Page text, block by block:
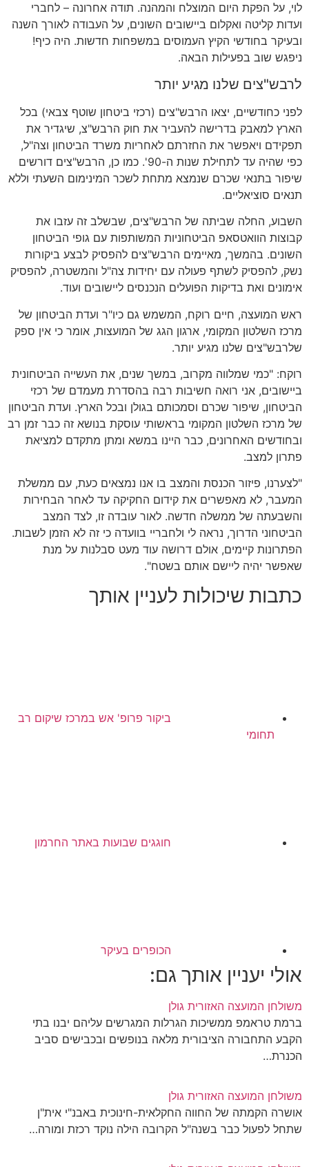
לוי, על הפקת היום המוצלח והמהנה. תודה אחרונה – לחברי
ועדות קליטה ואקלום ביישובים השונים, על העבודה לאורך השנה
ובעיקר בחודשי הקיץ העמוסים במשפחות חדשות. היה כיף!
ניפגש שוב בפעילות הבאה.
לרבש"צים שלנו מגיע יותר
לפני כחודשיים, יצאו הרבש"צים (רכזי ביטחון שוטף צבאי) בכל
הארץ למאבק בדרישה להעביר את חוק הרבש"צ, שיגדיר את
תפקידם ויאפשר את החזרתם לאחריות משרד הביטחון וצה"ל,
כפי שהיה עד לתחילת שנות ה-90'. כמו כן, הרבש"צים דורשים
שיפור בתנאי שכרם שנמצא מתחת לשכר המינימום השעתי וללא
תנאים סוציאליים.
השבוע, החלה שביתה של הרבש"צים, שבשלב זה עזבו את
קבוצות הוואטסאפ הביטחוניות המשותפות עם גופי הביטחון
השונים. בהמשך, מאיימים הרבש"צים להפסיק לבצע ביקורות
נשק, להפסיק לשתף פעולה עם יחידות צה"ל והמשטרה, להפסיק
אימונים ואת בדיקות הפועלים הנכנסים ליישובים ועוד.
ראש המועצה, חיים רוקח, המשמש גם כיו"ר ועדת הביטחון של
מרכז השלטון המקומי, ארגון הגג של המועצות, אומר כי אין ספק
שלרבש"צים שלנו מגיע יותר.
רוקח: "כמי שמלווה מקרוב, במשך שנים, את העשייה הביטחונית
ביישובים, אני רואה חשיבות רבה בהסדרת מעמדם של רכזי
הביטחון, שיפור שכרם וסמכותם בגולן ובכל הארץ. ועדת הביטחון
של מרכז השלטון המקומי בראשותי עוסקת בנושא זה כבר זמן רב
ובחודשים האחרונים, כבר היינו במשא ומתן מתקדם למציאת
פתרון למצב.
"לצערנו, פיזור הכנסת והמצב בו אנו נמצאים כעת, עם ממשלת
המעבר, לא מאפשרים את קידום החקיקה עד לאחר הבחירות
והשבעתה של ממשלה חדשה. לאור עובדה זו, לצד המצב
הביטחוני הדרוך, נראה לי ולחבריי בוועדה כי זה לא הזמן לשבות.
הפתרונות קיימים, אולם דרושה עוד מעט סבלנות על מנת
שאפשר יהיה ליישם אותם בשטח".
כתבות שיכולות לעניין אותך
ביקור פרופ' אש במרכז שיקום רב
תחומי
חוגגים שבועות באתר החרמון
הכופרים בעיקר
אולי יעניין אותך גם:
משולחן המועצה האזורית גולן
ברמת טראמפ ממשיכות הגרלות המגרשים עליהם יבנו בתי
הקבע התחבורה הציבורית מלאה בנופשים ובכבישים סביב
הכנרת…
משולחן המועצה האזורית גולן
אושרה הקמתה של החווה החקלאית-חינוכית באבנ"י אית"ן
שתחל לפעול כבר בשנה"ל הקרובה הילה נוקד רכזת ומורה…